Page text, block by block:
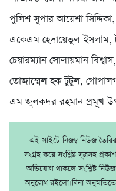
পুলিশ সুপার আয়েশা সিদ্দিকা,
একেএম হেদায়েতুল ইসলাম,
চেয়ারম্যান সোলায়মান
তোজাম্মেল হক টুটুল,
এম জুলকদর রহমান প্রমূখ
এই সাইটে নিজম্ব নিউজ
সংগ্রহ করে সংশ্লিষ্ট সূত্রসহ
অভিযোগ থাকলে সংশ্লিষ্ট
অনুরোধ রইলো।বিনা